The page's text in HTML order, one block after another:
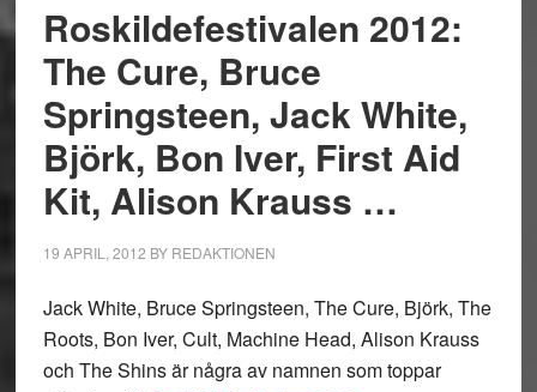
Roskildefestivalen 2012:
The Cure, Bruce
Springsteen, Jack White,
Björk, Bon Iver, First Aid
Kit, Alison Krauss …
19 APRIL, 2012 BY REDAKTIONEN
Jack White, Bruce Springsteen, The Cure, Björk, The
Roots, Bon Iver, Cult, Machine Head, Alison Krauss
och The Shins är några av namnen som toppar